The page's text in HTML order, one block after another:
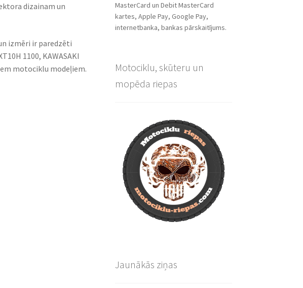
dizainam un
izmēri ir paredzēti
1100, KAWASAKI
motociklu modeļiem.
MasterCard un Debit MasterCard
kartes, Apple Pay, Google Pay,
internetbanka, bankas pārskaitījums.
Motociklu, skūteru un
mopēda riepas
Jaunākās ziņas